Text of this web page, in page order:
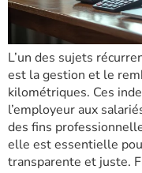
L’un des sujets
est la gestion et le
kilométriques. Ces
l’employeur aux
des fins
elle est essentielle
transparente et juste.